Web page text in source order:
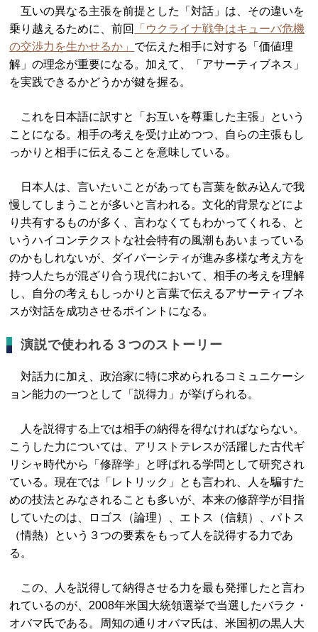
互いの異なる主張を前提とした「対話」は、その違いを
乗り越えるために、前回
「ウクライナ戦争はキューバ危機
の交渉力を生かせるか」 で伝えた相手に対する「価値理
解」の理念が重要になる。加えて、「アサーティブネス」
を実践できるかどうかが鍵を握る。
これを日本語に訳すと「お互いを尊重した主張」という
ことになる。相手の考えを受け止めつつ、自らの主張もし
っかりと相手に伝えることを意味している。
日本人は、言いたいことがあっても言葉を飲み込んで我
慢してしまうことが多いと言われる。文化的背景などによ
り共有するものが多く、言わなくてもわかってくれる、と
いうハイコンテクストな社会特有の風潮もあいまっている
のかもしれないが、ダイバーシティが進み多様な考え方を
持つ人たちが混ざり合う現代において、相手の考えを理解
し、自分の考えもしっかりと言葉で伝えるアサーティブネ
スが対話を成功させるポイントになる。
演説で使われる３つのストーリー
対話力に加え、政治家に特に求められるコミュニケーシ
ョン能力の一つとして「説得力」が挙げられる。
人を説得する上では相手の納得を得なければならない。
こうした力については、アリストテレスが活躍した古代ギ
リシャ時代から「修辞学」と呼ばれる学問として研究され
ている。現在では「レトリック」とも言われ、人を騙すた
めの技法とみなされることも多いが、本来の修辞学が目指
していたのは、ロゴス（論理）、エトス（信頼）、パトス
（情熱）という３つの要素をもって人を説得する力であ
る。
この、人を説得して納得させる力を最も発揮したと言わ
れているのが、2008年米国大統領選挙で当選したバラク・
オバマ氏である。周知の通りオバマ氏は、米国初の黒人大